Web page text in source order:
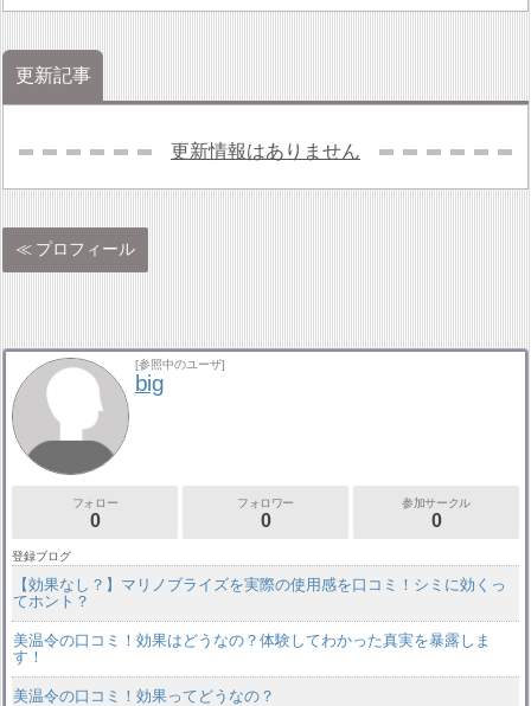
更新記事
更新情報はありません
プロフィール
[参照中のユーザ]
big
フォロー
0
フォロワー
0
参加サークル
0
登録ブログ
【効果なし？】マリノブライズを実際の使用感を口コミ！シミに効くっ
てホント？
美温令の口コミ！効果はどうなの？体験してわかった真実を暴露しま
す！
美温令の口コミ！効果ってどうなの？